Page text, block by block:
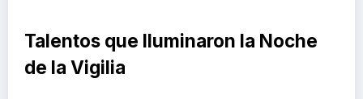
Talentos que Iluminaron la Noche
de la Vigilia